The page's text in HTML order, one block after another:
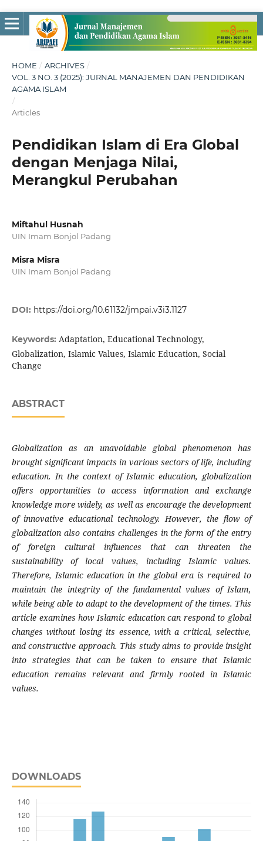
HOME / ARCHIVES /
VOL. 3 NO. 3 (2025): JURNAL MANAJEMEN DAN PENDIDIKAN
AGAMA ISLAM
/
Articles
Pendidikan Islam di Era Global
dengan Menjaga Nilai,
Merangkul Perubahan
Miftahul Husnah
UIN Imam Bonjol Padang
Misra Misra
UIN Imam Bonjol Padang
DOI: https://doi.org/10.61132/jmpai.v3i3.1127
Keywords: Adaptation, Educational Technology,
Globalization, Islamic Values, Islamic Education, Social
Change
ABSTRACT
Globalization as an unavoidable global phenomenon has
brought significant impacts in various sectors of life, including
education. In the context of Islamic education, globalization
offers opportunities to access information and exchange
knowledge more widely, as well as encourage the development
of innovative educational technology. However, the flow of
globalization also contains challenges in the form of the entry
of foreign cultural influences that can threaten the
sustainability of local values, including Islamic values.
Therefore, Islamic education in the global era is required to
maintain the integrity of the fundamental values ​​of Islam,
while being able to adapt to the development of the times. This
article examines how Islamic education can respond to global
changes without losing its essence, with a critical, selective,
and constructive approach. This study aims to provide insight
into strategies that can be taken to ensure that Islamic
education remains relevant and firmly rooted in Islamic
values.
DOWNLOADS